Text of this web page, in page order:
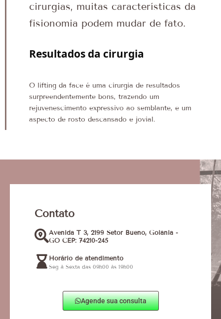
cirurgias, muitas características da
fisionomia podem mudar de fato.
Resultados da cirurgia
O lifting da face é uma cirurgia de resultados
surpreendentemente bons, trazendo um
rejuvenescimento expressivo ao semblante, e um
aspecto de rosto descansado e jovial.
Contato
Avenida T 3, 2199 Setor Bueno, Goiânia -
GO CEP: 74210-245
Horário de atendimento
Seg à Sexta das 09h00 às 19h00
Agende sua consulta